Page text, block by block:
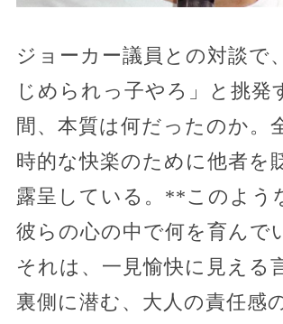
ジョーカー議員との対談で
じめられっ子やろ」と挑発
間、本質は何だったのか。
時的な快楽のために他者を
露呈している。**このよう
彼らの心の中で何を育んで
それは、一見愉快に見える
裏側に潜む、大人の責任感